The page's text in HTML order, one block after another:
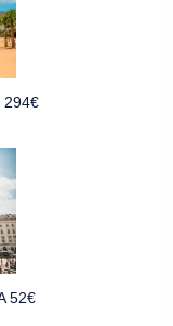
294€
52€